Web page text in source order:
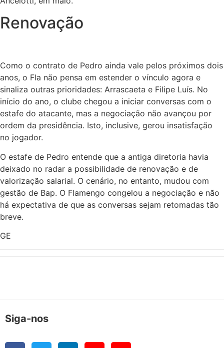
Renovação
Como o contrato de Pedro ainda vale pelos próximos dois
anos, o Fla não pensa em estender o vínculo agora e
sinaliza outras prioridades: Arrascaeta e Filipe Luís. No
início do ano, o clube chegou a iniciar conversas com o
estafe do atacante, mas a negociação não avançou por
ordem da presidência. Isto, inclusive, gerou insatisfação
no jogador.
O estafe de Pedro entende que a antiga diretoria havia
deixado no radar a possibilidade de renovação e de
valorização salarial. O cenário, no entanto, mudou com
gestão de Bap. O Flamengo congelou a negociação e não
há expectativa de que as conversas sejam retomadas tão
breve.
GE
Siga-nos